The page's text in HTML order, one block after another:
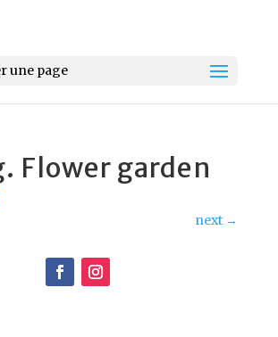
une page
Flower garden
next →